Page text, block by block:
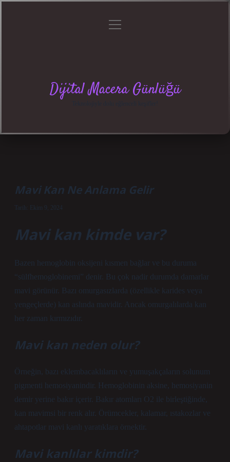
menüyü
Dijital Macera Günlüğü
Mavi Kan Ne Anlama Gelir
Tarih: Ekim 9, 2024
Mavi kan kimde var?
Bazen hemoglobin oksijeni kısmen bağlar ve bu duruma
“sülfhemoglobinemi” denir. Bu çok nadir durumda damarlar
mavi görünür. Bazı omurgasızlarda (özellikle karides veya
yengeçlerde) kan aslında mavidir. Ancak omurgalılarda kan
her zaman kırmızıdır.
Mavi kan neden olur?
Örneğin, bazı eklembacaklıların ve yumuşakçaların solunum
pigmenti hemosiyanindir. Hemoglobinin aksine, hemosiyanin
demir yerine bakır içerir. Bakır atomları O2 ile birleştiğinde,
kan mavimsi bir renk alır. Örümcekler, kalamar, ıstakozlar ve
ahtapotlar mavi kanlı yaratıklara örnektir.
Mavi kanlılar kimdir?